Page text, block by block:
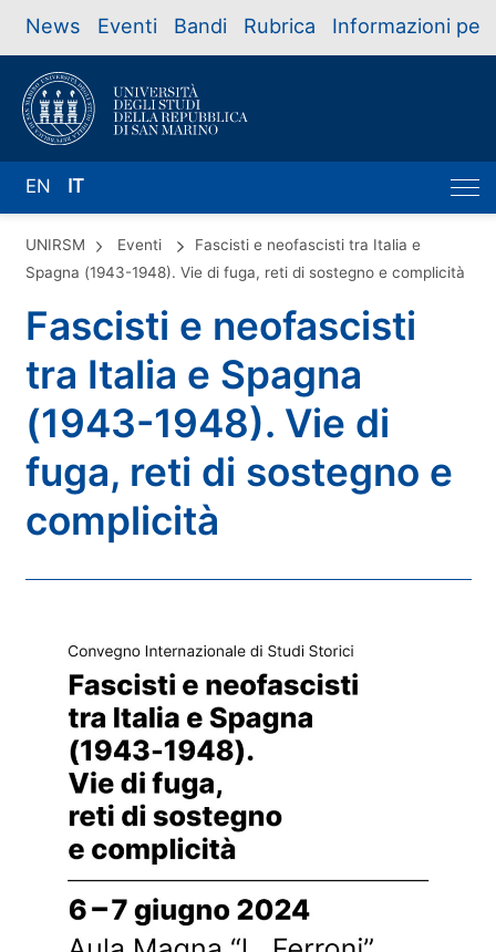
News Eventi Bandi Rubrica Informazioni per
EN IT
UNIRSM Eventi
Fascisti e neofascisti tra Italia e
Spagna (1943-1948). Vie di fuga, reti di sostegno e complicità
Fascisti e neofascisti
tra Italia e Spagna
(1943-1948). Vie di
fuga, reti di sostegno e
complicità